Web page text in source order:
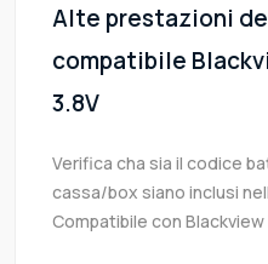
Alte prestazioni
compatibile
3.8V
Verifica cha sia il codice
cassa/box siano inclusi
Compatibile con Blackview